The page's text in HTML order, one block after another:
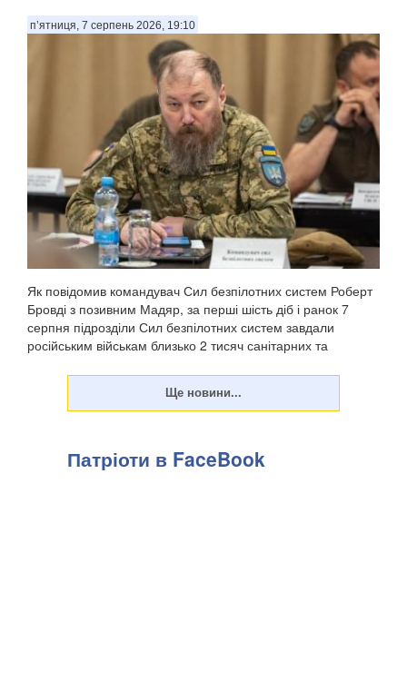
п’ятниця, 7 серпень 2026, 19:10
Як повідомив командувач Сил безпілотних систем Роберт
Бровді з позивним Мадяр, за перші шість діб і ранок 7
серпня підрозділи Сил безпілотних систем завдали
російським військам близько 2 тисяч санітарних та
Патріоти в FaceBook